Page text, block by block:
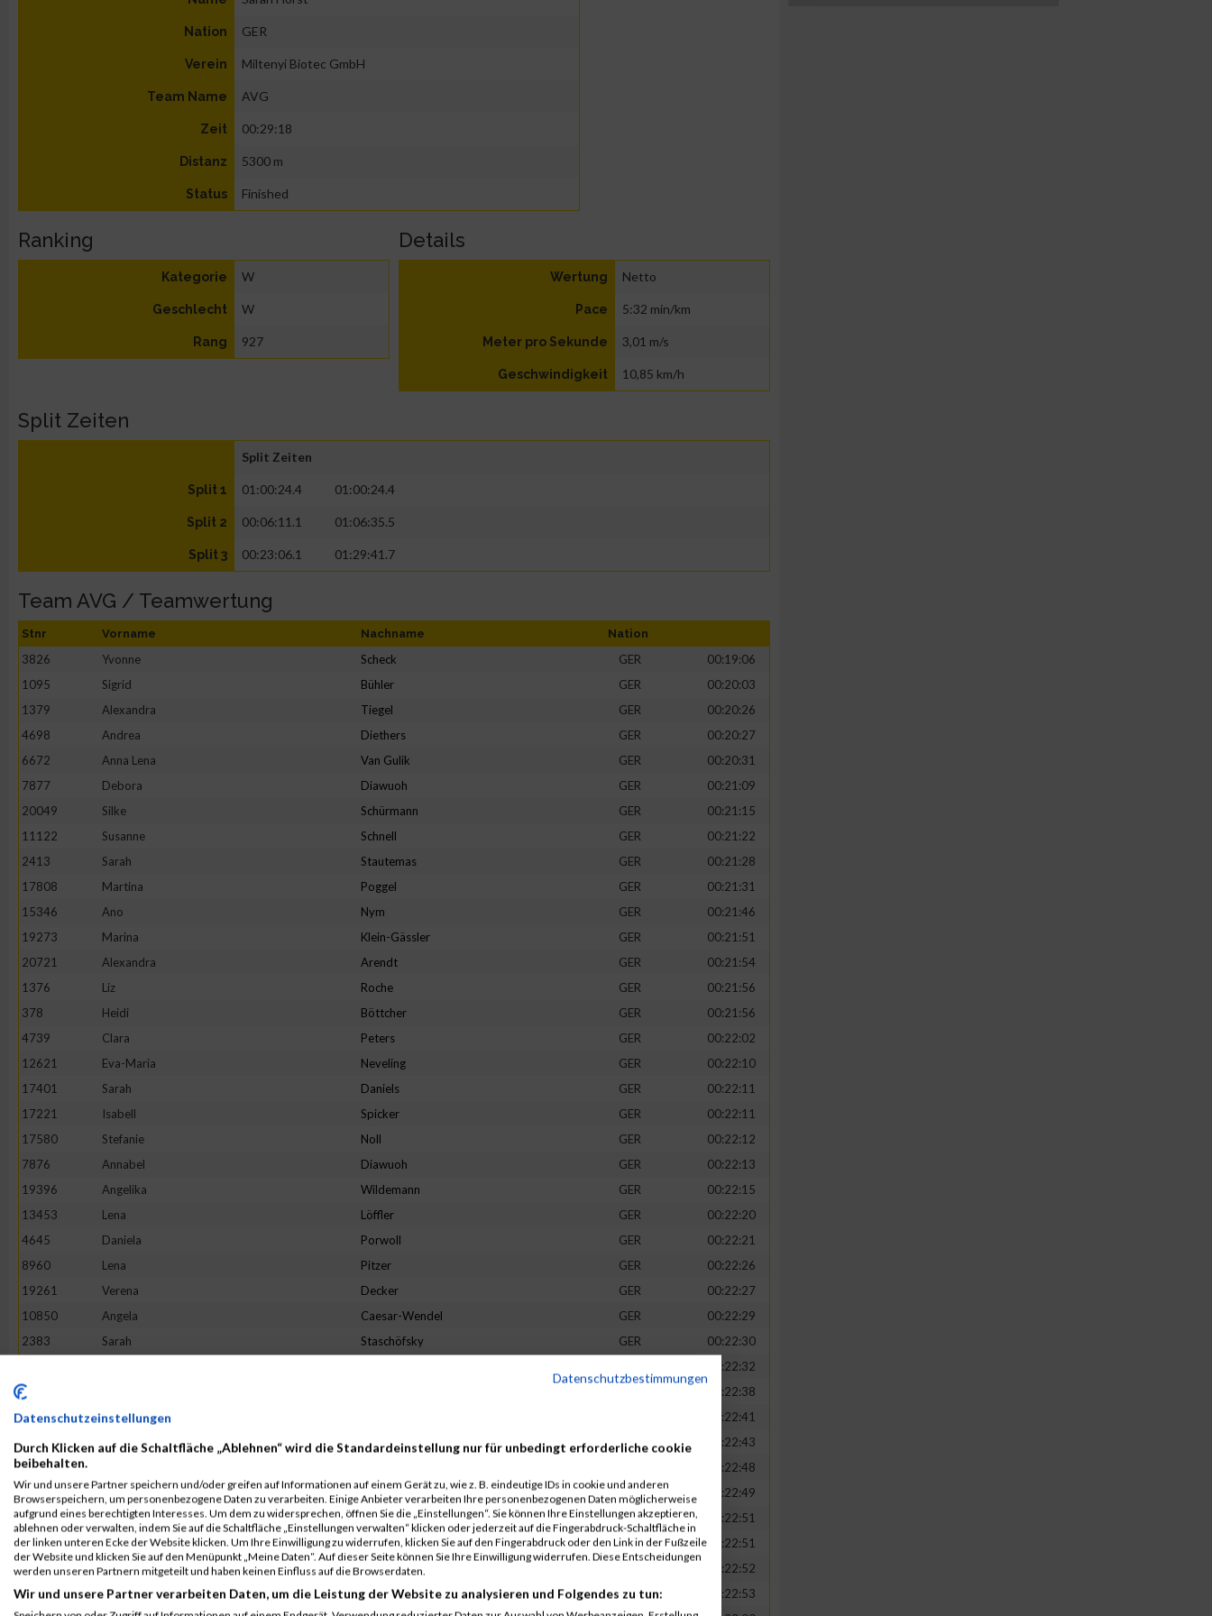
Nation GER
Verein Miltenyi Biotec GmbH
Team Name AVG
Zeit 00:29:18
Distanz 5300 m
Status Finished
Ranking
Kategorie W
Geschlecht W
Rang 927
Details
Wertung Netto
Pace 5:32 min/km
Meter pro Sekunde 3,01 m/s
Geschwindigkeit 10,85 km/h
Split Zeiten
Split Zeiten
Split 1 01:00:24.4 01:00:24.4
Split 2 00:06:11.1 01:06:35.5
Split 3 00:23:06.1 01:29:41.7
Team AVG / Teamwertung
Stnr Vorname Nachname Nation
3826 Yvonne Scheck GER
00:19:06
1095
Sigrid Bühler GER
00:20:03
1379
Alexandra Tiegel GER
00:20:26
4698
Andrea Diethers GER
00:20:27
6672
Anna Lena Van Gulik GER
00:20:31
7877
Debora Diawuoh GER
00:21:09
20049
Silke Schürmann GER
00:21:15
11122
Susanne Schnell GER
00:21:22
2413
Sarah Stautemas GER
00:21:28
17808
Martina Poggel GER
00:21:31
15346
Ano Nym GER
00:21:46
19273
Marina Klein-Gässler GER
00:21:51
20721
Alexandra Arendt GER
00:21:54
1376
Liz Roche GER
00:21:56
378
Heidi Böttcher GER
00:21:56
4739
Clara Peters GER
00:22:02
12621
Eva-Maria Neveling GER
00:22:10
17401
Sarah Daniels GER
00:22:11
17221
Isabell Spicker GER
00:22:11
17580
Stefanie Noll GER
00:22:12
7876
Annabel Diawuoh GER
00:22:13
19396
Angelika Wildemann GER
00:22:15
13453
Lena Löffler GER
00:22:20
4645
Daniela Porwoll GER
00:22:21
8960
Lena Pitzer GER
00:22:26
19261
Verena Decker GER
00:22:27
10850
Angela Caesar-Wendel GER
00:22:29
2383
Sarah Staschöfsky GER
00:22:30
00:22:32
10079
00:22:38
18862
Tineke
00:22:41
18205
Sandra Hermann GER
00:22:43
3475
00:22:48
16268
Lotte Lehmbruck GER
00:22:49
5049
Sabine Eim GER
00:22:51
7653
Franziska Flügge GER
00:22:51
1380
Jeanne Li Voß
00:22:52
6002
Julia Halberstadt GER
00:22:53
Datenschutzbestimmungen
Datenschutzeinstellungen
Durch Klicken auf die Schaltfläche „Ablehnen“ wird die Standardeinstellung nur für unbedingt erforderliche cookie
beibehalten.
Wir und unsere Partner speichern und/oder greifen auf Informationen auf einem Gerät zu, wie z. B. eindeutige IDs in cookie und anderen
Browserspeichern, um personenbezogene Daten zu verarbeiten. Einige Anbieter verarbeiten Ihre personenbezogenen Daten möglicherweise
aufgrund eines berechtigten Interesses. Um dem zu widersprechen, öffnen Sie die „Einstellungen“. Sie können Ihre Einstellungen akzeptieren,
ablehnen oder verwalten, indem Sie auf die Schaltfläche „Einstellungen verwalten“ klicken oder jederzeit auf die Fingerabdruck-Schaltfläche in
der linken unteren Ecke der Website klicken. Um Ihre Einwilligung zu widerrufen, klicken Sie auf den Fingerabdruck oder den Link in der Fußzeile
der Website und klicken Sie auf den Menüpunkt „Meine Daten“. Auf dieser Seite können Sie Ihre Einwilligung widerrufen. Diese Entscheidungen
werden unseren Partnern mitgeteilt und haben keinen Einfluss auf die Browserdaten.
Wir und unsere Partner verarbeiten Daten, um die Leistung der Website zu analysieren und Folgendes zu tun: